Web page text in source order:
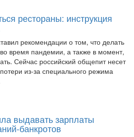
рестораны: инструкция
рекомендации о том, что делать
время пандемии, а также в момент,
Сейчас российский общепит несет
из-за специального режима
выдавать зарплаты
банкротов